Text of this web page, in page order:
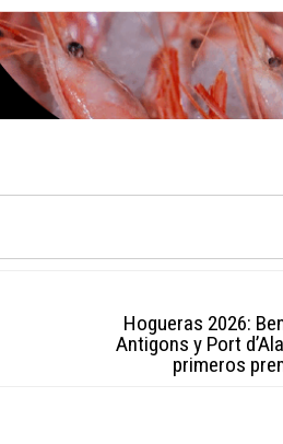
Hogueras 2026:
Antigons y Port
primeros